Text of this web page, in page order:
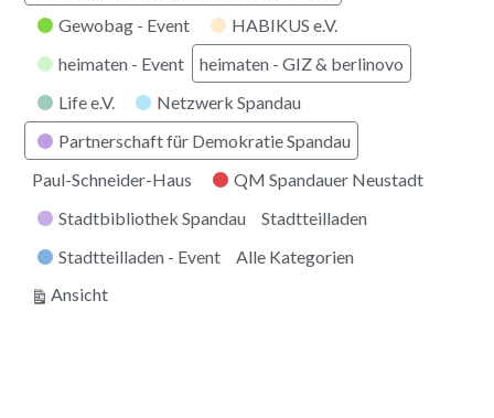
Gewobag - Event
HABIKUS e.V.
heimaten - Event
heimaten - GIZ & berlinovo
Life e.V.
Netzwerk Spandau
Partnerschaft für Demokratie Spandau
Paul-Schneider-Haus
QM Spandauer Neustadt
Stadtbibliothek Spandau
Stadtteilladen
Stadtteilladen - Event
Alle Kategorien
Ansichtausdrucken